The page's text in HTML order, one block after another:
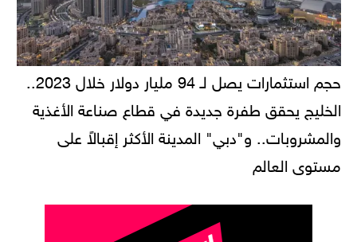
الخليج يحقق طفرة جديدة في قطاع صناعة الأغذية
والمشروبات.. و"دبي" المدينة الأكثر إقبالاً على
مستوى العالم